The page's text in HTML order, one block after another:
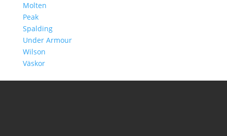
Molten
Peak
Spalding
Under Armour
Wilson
Väskor